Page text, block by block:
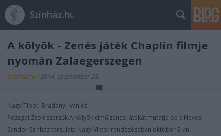
Színház.hu
A kölyök - Zenés játék Chaplin filmje
nyomán Zalaegerszegen
szinhazhu • 2014. szeptember 28.
Nagy Tibor, Bradányi Iván és
Pozsgai Zsolt szerzők A Kölyök című zenés játékát mutatja be a Hevesi
Sándor Színház társulata Nagy Viktor rendezésében október 3-án.